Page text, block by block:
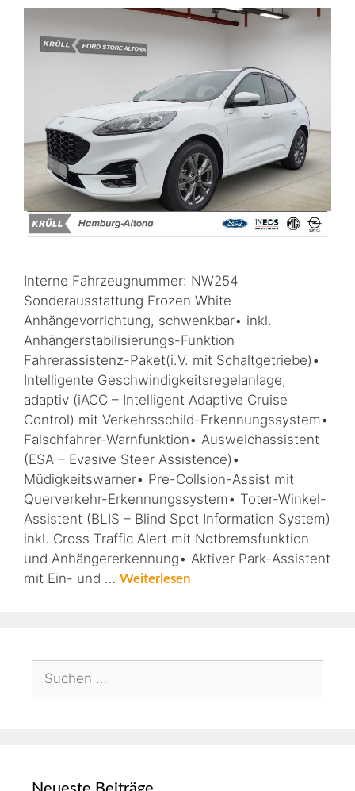
Interne Fahrzeugnummer: NW254
Sonderausstattung Frozen White
Anhängevorrichtung, schwenkbar• inkl.
Anhängerstabilisierungs-Funktion
Fahrerassistenz-Paket(i.V. mit Schaltgetriebe)•
Intelligente Geschwindigkeitsregelanlage,
adaptiv (iACC – Intelligent Adaptive Cruise
Control) mit Verkehrsschild-Erkennungssystem•
Falschfahrer-Warnfunktion• Ausweichassistent
(ESA – Evasive Steer Assistence)•
Müdigkeitswarner• Pre-Collsion-Assist mit
Querverkehr-Erkennungssystem• Toter-Winkel-
Assistent (BLIS – Blind Spot Information System)
inkl. Cross Traffic Alert mit Notbremsfunktion
und Anhängererkennung• Aktiver Park-Assistent
mit Ein- und … Weiterlesen